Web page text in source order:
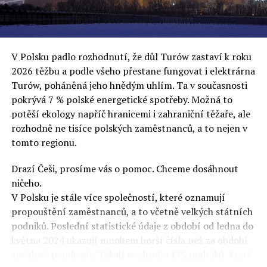
uvěří a nebudou se ptát na podrobnosti,“ řekl Rafał
Ziemkiewicz, redaktor týdeníku Do Rzeczy a ironicky
dodal: „Když se nynějšímu vedení státního hřebčince
podařilo prodat na aukci 10 plemenných koní za 600
000 euro, bylo to provládními médii oslavované jako
velký úspěch. Za vlády PiS se 14 koní prodalo za 2,5
milionu euro, což bylo stejnou mediální partou
komentováno jako konec polského chovu koní. Ve vidění
kontrolorů činnosti PiS ale určitě šlo při prodeji koní o
praní peněz či jinou nelegální činnost.“
Tuskova čísla jsou ale ujetá i jinde, pokračoval
Ziemkiewicz. „Ve vládní aféře PiS kolem vydávání víz
Tusk tvrdil, že za vlády dnešní opozice se nelegálně
prodalo 600 000 víz do Polska. Byla na to dokonce
vytvořena parlamentní vyšetřovací komise, která přišla
ale pouze na to, že 220 víz do Polska bylo
prostřednictvím úplatků uspíšeno, tedy že víza byla
V Polsku padlo rozhodnutí, že důl Turów zastaví k roku
2026 těžbu a podle všeho přestane fungovat i elektrárna
Turów, poháněná jeho hnědým uhlím. Ta v současnosti
pokrývá 7 % polské energetické spotřeby. Možná to
potěší ekology napříč hranicemi i zahraniční těžaře, ale
rozhodně ne tisíce polských zaměstnanců, a to nejen v
tomto regionu.
Drazí Češi, prosíme vás o pomoc. Chceme dosáhnout
ničeho.
V Polsku je stále více společností, které oznamují
propouštění zaměstnanců, a to včetně velkých státních
podniků. Poslední statistické údaje z období od ledna do
května 2024 ukazují mnohem horší čísla než za období